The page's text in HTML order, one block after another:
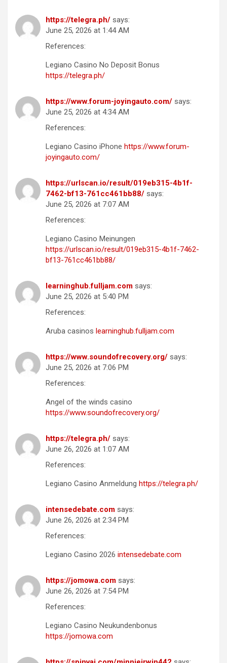
https://telegra.ph/ says:
June 25, 2026 at 1:44 AM
References:
Legiano Casino No Deposit Bonus
https://telegra.ph/
https://www.forum-joyingauto.com/ says:
June 25, 2026 at 4:34 AM
References:
Legiano Casino iPhone https://www.forum-
joyingauto.com/
https://urlscan.io/result/019eb315-4b1f-
7462-bf13-761cc461bb88/ says:
June 25, 2026 at 7:07 AM
References:
Legiano Casino Meinungen
https://urlscan.io/result/019eb315-4b1f-7462-
bf13-761cc461bb88/
learninghub.fulljam.com says:
June 25, 2026 at 5:40 PM
References:
Aruba casinos learninghub.fulljam.com
https://www.soundofrecovery.org/ says:
June 25, 2026 at 7:06 PM
References:
Angel of the winds casino
https://www.soundofrecovery.org/
https://telegra.ph/ says:
June 26, 2026 at 1:07 AM
References:
Legiano Casino Anmeldung https://telegra.ph/
intensedebate.com says:
June 26, 2026 at 2:34 PM
References:
Legiano Casino 2026 intensedebate.com
https://jomowa.com says:
June 26, 2026 at 7:54 PM
References:
Legiano Casino Neukundenbonus
https://jomowa.com